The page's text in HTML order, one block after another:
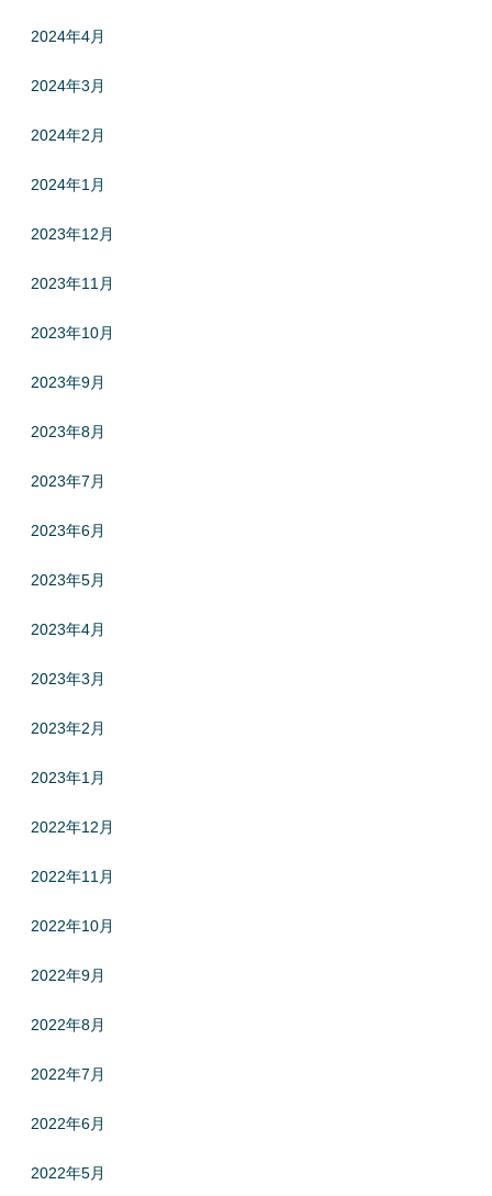
2024年4月
2024年3月
2024年2月
2024年1月
2023年12月
2023年11月
2023年10月
2023年9月
2023年8月
2023年7月
2023年6月
2023年5月
2023年4月
2023年3月
2023年2月
2023年1月
2022年12月
2022年11月
2022年10月
2022年9月
2022年8月
2022年7月
2022年6月
2022年5月